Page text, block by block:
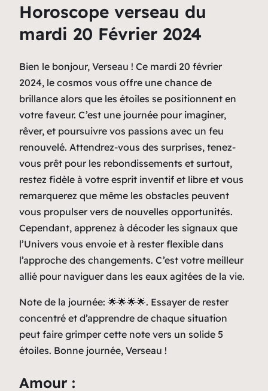
Horoscope verseau du
mardi 20 Février 2024
Bien le bonjour, Verseau ! Ce mardi 20 février
2024, le cosmos vous offre une chance de
brillance alors que les étoiles se positionnent en
votre faveur. C’est une journée pour imaginer,
rêver, et poursuivre vos passions avec un feu
renouvelé. Attendrez-vous des surprises, tenez-
vous prêt pour les rebondissements et surtout,
restez fidèle à votre esprit inventif et libre et vous
remarquerez que même les obstacles peuvent
vous propulser vers de nouvelles opportunités.
Cependant, apprenez à décoder les signaux que
l’Univers vous envoie et à rester flexible dans
l’approche des changements. C’est votre meilleur
allié pour naviguer dans les eaux agitées de la vie.
Note de la journée: 🌟🌟🌟🌟. Essayer de rester
concentré et d’apprendre de chaque situation
peut faire grimper cette note vers un solide 5
étoiles. Bonne journée, Verseau !
Amour :